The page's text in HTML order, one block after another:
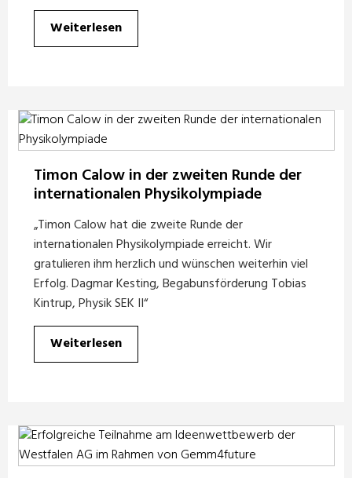
Weiterlesen
Timon Calow in der zweiten Runde der
internationalen Physikolympiade
„Timon Calow hat die zweite Runde der
internationalen Physikolympiade erreicht. Wir
gratulieren ihm herzlich und wünschen weiterhin viel
Erfolg. Dagmar Kesting, Begabunsförderung Tobias
Kintrup, Physik SEK II“
Weiterlesen